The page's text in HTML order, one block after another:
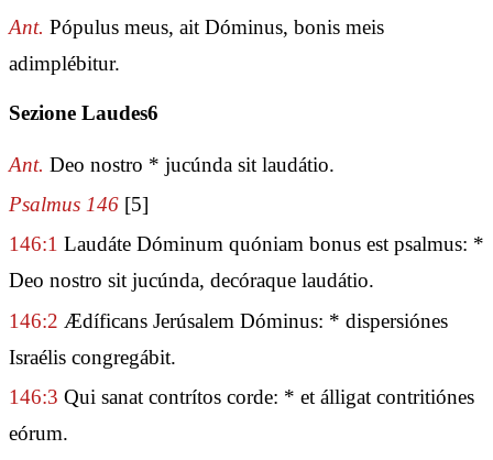
Ant. Pópulus meus, ait Dóminus, bonis meis
adimplébitur.
Sezione Laudes6
Ant. Deo nostro * jucúnda sit laudátio.
Psalmus 146 [5]
146:1 Laudáte Dóminum quóniam bonus est psalmus: *
Deo nostro sit jucúnda, decóraque laudátio.
146:2 Ædíficans Jerúsalem Dóminus: * dispersiónes
Israélis congregábit.
146:3 Qui sanat contrítos corde: * et álligat contritiónes
eórum.